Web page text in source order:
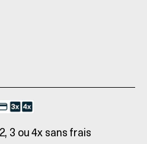
3 ou 4x sans frais